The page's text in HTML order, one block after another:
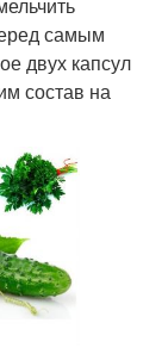
самым
двух капсул
состав на